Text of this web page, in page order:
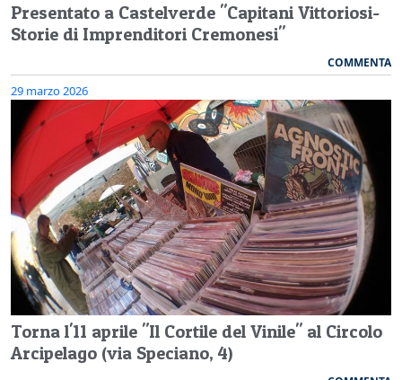
Presentato a Castelverde "Capitani Vittoriosi-
Storie di Imprenditori Cremonesi"
COMMENTA
29 marzo 2026
Torna l'11 aprile "Il Cortile del Vinile" al Circolo
Arcipelago (via Speciano, 4)